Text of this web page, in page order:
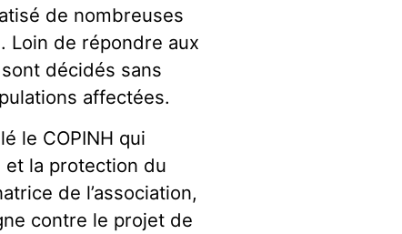
de nombreuses
Loin de répondre aux
décidés sans
affectées.
le COPINH qui
et la protection du
de l’association,
contre le projet de